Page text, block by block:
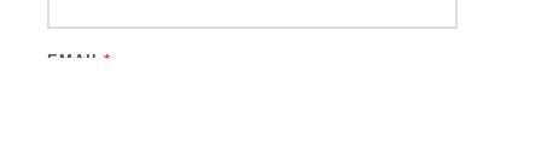
EMAIL *